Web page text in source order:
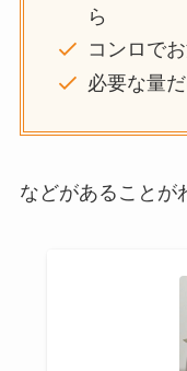
ら
コンロで
必要な量
などがあることが